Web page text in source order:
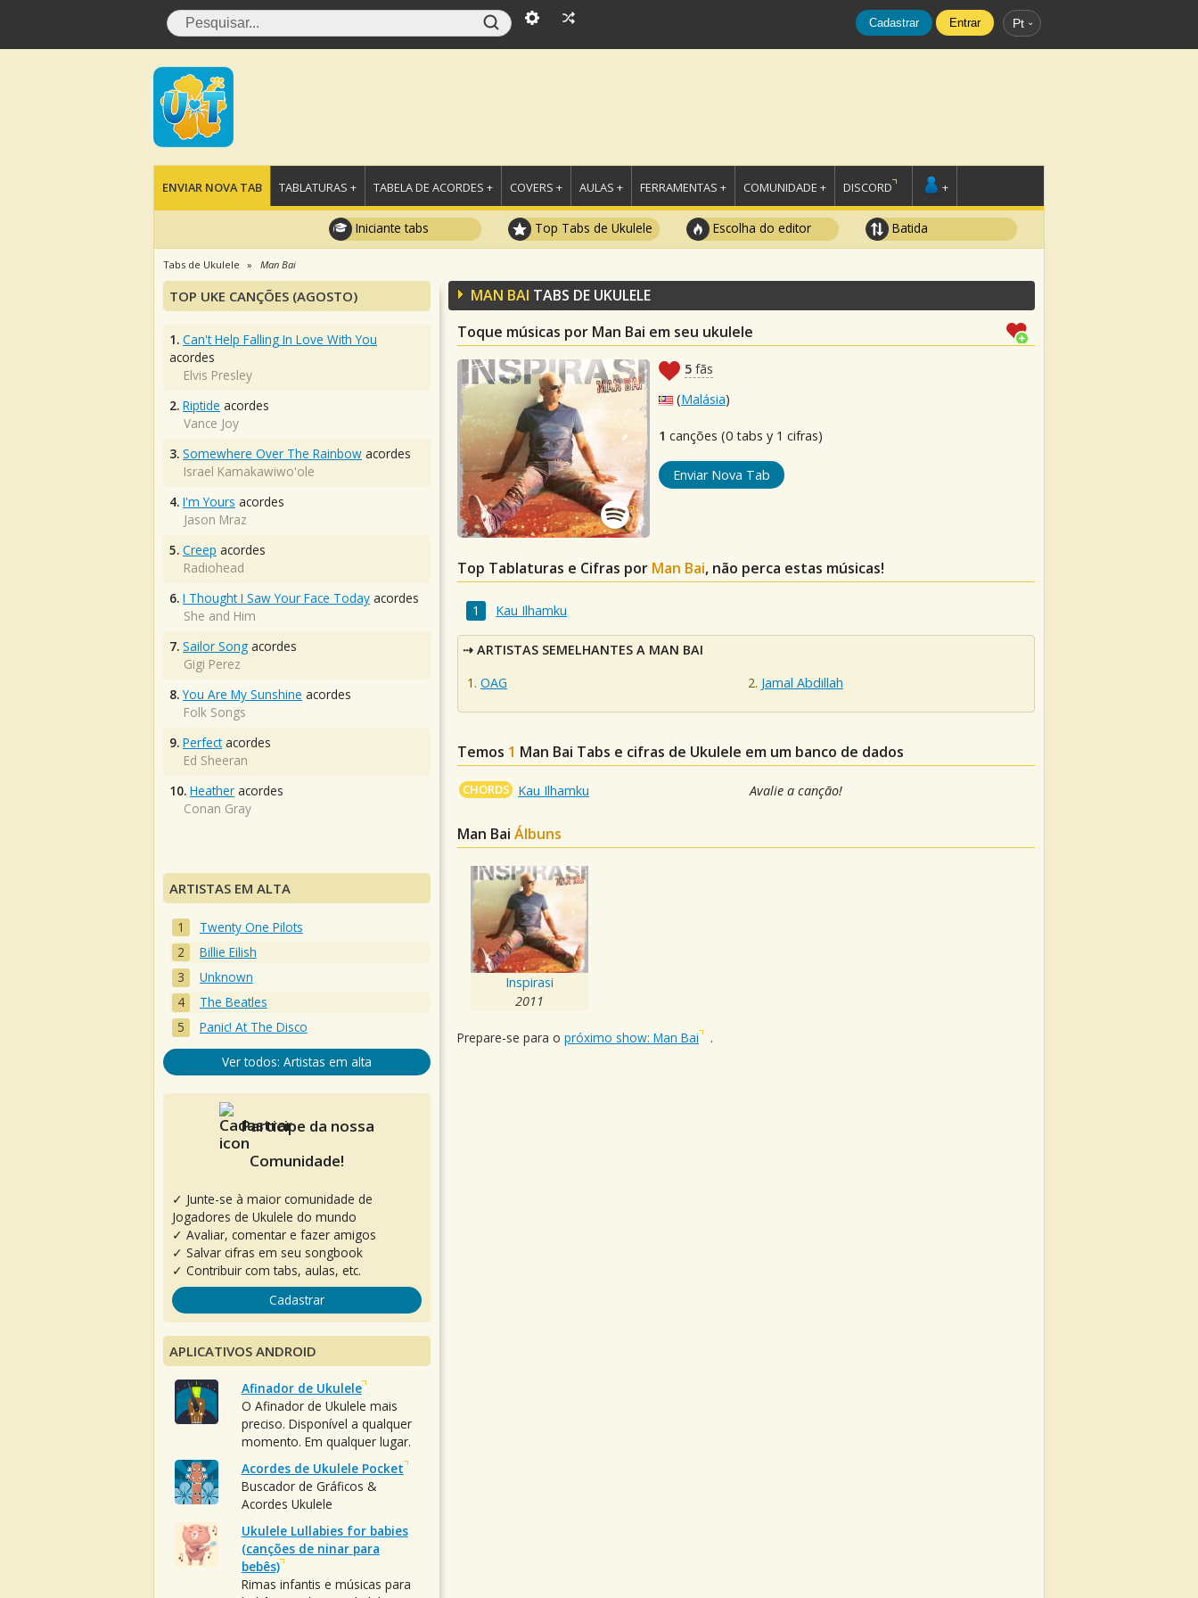
Cadastrar Entrar Pt
ENVIAR NOVA TAB TABLATURAS + TABELA DE ACORDES + COVERS + AULAS + FERRAMENTAS + COMUNIDADE + DISCORD +
Iniciante tabs Top Tabs de Ukulele Escolha do editor Batida
Tabs de Ukulele Man Bai
MAN BAI TABS DE UKULELE
Toque músicas por Man Bai em seu ukulele
5 fãs
(Malásia)
1 canções (0 tabs y 1 cifras)
Enviar Nova Tab
Top Tablaturas e Cifras por Man Bai, não perca estas músicas!
Kau Ilhamku
ARTISTAS SEMELHANTES A MAN BAI
OAG
Jamal Abdillah
Temos 1 Man Bai Tabs e cifras de Ukulele em um banco de dados
CHORDS Kau Ilhamku Avalie a canção!
Man Bai Álbuns
Inspirasi
2011
Prepare-se para o próximo show: Man Bai .
TOP UKE CANÇÕES (AGOSTO)
1. Can't Help Falling In Love With You
acordes
Elvis Presley
2. Riptide acordes
Vance Joy
3. Somewhere Over The Rainbow acordes
Israel Kamakawiwo'ole
4. I'm Yours acordes
Jason Mraz
5. Creep acordes
Radiohead
6. I Thought I Saw Your Face Today acordes
She and Him
7. Sailor Song acordes
Gigi Perez
8. You Are My Sunshine acordes
Folk Songs
9. Perfectacordes
Ed Sheeran
10. Heather acordes
Conan Gray
ARTISTAS EM ALTA
Twenty One Pilots
Billie Eilish
Unknown
The Beatles
Panic! At The Disco
Ver todos: Artistas em alta
Participe da nossa
Comunidade!
✓ Junte-se à maior comunidade de
Jogadores de Ukulele do mundo
✓ Avaliar, comentar e fazer amigos
✓ Salvar cifras em seu songbook
✓ Contribuir com tabs, aulas, etc.
Cadastrar
APLICATIVOS ANDROID
Afinador de Ukulele
O Afinador de Ukulele mais
preciso. Disponível a qualquer
momento. Em qualquer lugar.
Acordes de Ukulele Pocket
Buscador de Gráficos &
Acordes Ukulele
Ukulele Lullabies for babies
(canções de ninar para
bebês)
Rimas infantis e músicas para